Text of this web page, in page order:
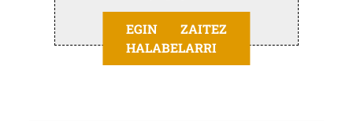
EGIN ZAITEZ
HALABELARRI